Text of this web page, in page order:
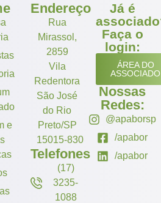
e
Endereço
Rua
Mirassol,
2859
Vila
Redentora
São José
do Rio
Preto/SP
15015-830
Telefones
(17)
3235-
1088
Já é
Faça o
login:
ÁREA DO
ASSOCIADO
Nossas
Redes:
@apaborsp
/apabor
/apabor